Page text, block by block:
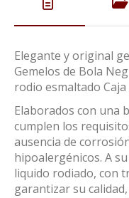
Elegante y original
Gemelos de Bola
rodio esmaltado Caja
Elaborados con una
cumplen los
ausencia de
hipoalergénicos. A
liquido rodiado, con
garantizar su